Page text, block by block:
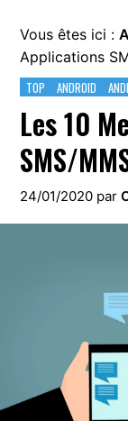
Vous êtes ici :
Applications
TOP
ANDROID
Les 10
SMS/
24/01/2020 par